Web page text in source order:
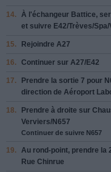
14. À l'échangeur Battice,
et suivre E42/Trèves/Spa/
15. Rejoindre A27
16. Continuer sur A27/E42
17. Prendre la sortie 7 pour
direction de Aéroport
18. Prendre à droite sur
Verviers/N657
Continuer de suivre N657
19. Au rond-point, prendre la
Rue Chinrue